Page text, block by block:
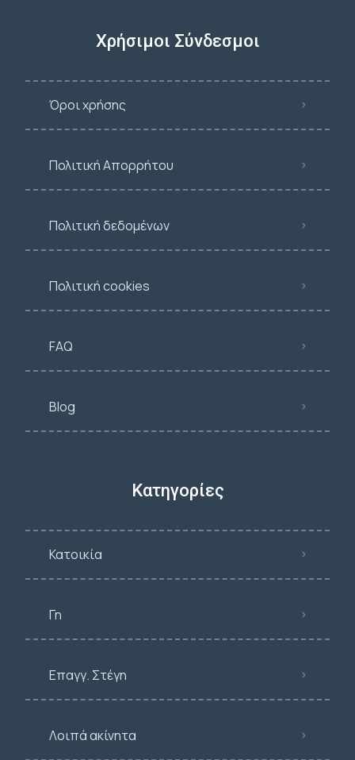
Χρήσιμοι Σύνδεσμοι
Όροι χρήσης
Πολιτική Απορρήτου
Πολιτική δεδομένων
Πολιτική cookies
FAQ
Blog
Κατηγορίες
Κατοικία
Γη
Επαγγ. Στέγη
Λοιπά ακίνητα